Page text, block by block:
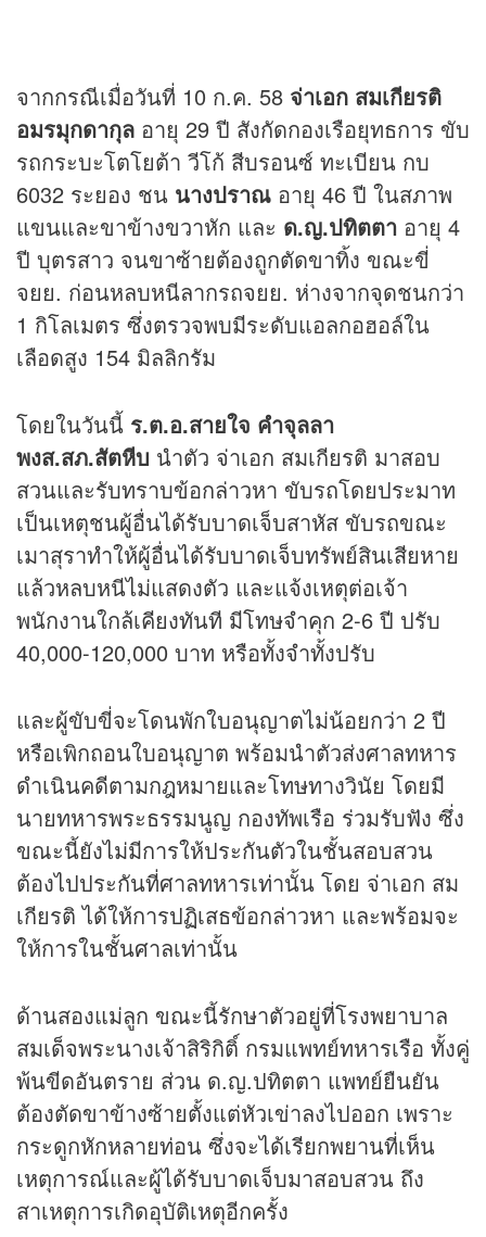
จากกรณีเมื่อวันที่ 10 ก.ค. 58 จ่าเอก สมเกียรติ
อมรมุกดากุล อายุ 29 ปี สังกัดกองเรือยุทธการ ขับ
รถกระบะโตโยต้า วีโก้ สีบรอนซ์ ทะเบียน กบ
6032 ระยอง ชน นางปราณ อายุ 46 ปี ในสภาพ
แขนและขาข้างขวาหัก และ ด.ญ.ปทิตตา อายุ 4
ปี บุตรสาว จนขาซ้ายต้องถูกตัดขาทิ้ง ขณะขี่
จยย. ก่อนหลบหนีลากรถจยย. ห่างจากจุดชนกว่า
1 กิโลเมตร ซึ่งตรวจพบมีระดับแอลกอฮอล์ใน
เลือดสูง 154 มิลลิกรัม
โดยในวันนี้ ร.ต.อ.สายใจ คำจุลลา
พงส.สภ.สัตหีบ นำตัว จ่าเอก สมเกียรติ มาสอบ
สวนและรับทราบข้อกล่าวหา ขับรถโดยประมาท
เป็นเหตุชนผู้อื่นได้รับบาดเจ็บสาหัส ขับรถขณะ
เมาสุราทำให้ผู้อื่นได้รับบาดเจ็บทรัพย์สินเสียหาย
แล้วหลบหนีไม่แสดงตัว และแจ้งเหตุต่อเจ้า
พนักงานใกล้เคียงทันที มีโทษจำคุก 2-6 ปี ปรับ
40,000-120,000 บาท หรือทั้งจำทั้งปรับ
และผู้ขับขี่จะโดนพักใบอนุญาตไม่น้อยกว่า 2 ปี
หรือเพิกถอนใบอนุญาต พร้อมนำตัวส่งศาลทหาร
ดำเนินคดีตามกฎหมายและโทษทางวินัย โดยมี
นายทหารพระธรรมนูญ กองทัพเรือ ร่วมรับฟัง ซึ่ง
ขณะนี้ยังไม่มีการให้ประกันตัวในชั้นสอบสวน
ต้องไปประกันที่ศาลทหารเท่านั้น โดย จ่าเอก สม
เกียรติ ได้ให้การปฏิเสธข้อกล่าวหา และพร้อมจะ
ให้การในชั้นศาลเท่านั้น
ด้านสองแม่ลูก ขณะนี้รักษาตัวอยู่ที่โรงพยาบาล
สมเด็จพระนางเจ้าสิริกิติ์ กรมแพทย์ทหารเรือ ทั้งคู่
พ้นขีดอันตราย ส่วน ด.ญ.ปทิตตา แพทย์ยืนยัน
ต้องตัดขาข้างซ้ายตั้งแต่หัวเข่าลงไปออก เพราะ
กระดูกหักหลายท่อน ซึ่งจะได้เรียกพยานที่เห็น
เหตุการณ์และผู้ได้รับบาดเจ็บมาสอบสวน ถึง
สาเหตุการเกิดอุบัติเหตุอีกครั้ง